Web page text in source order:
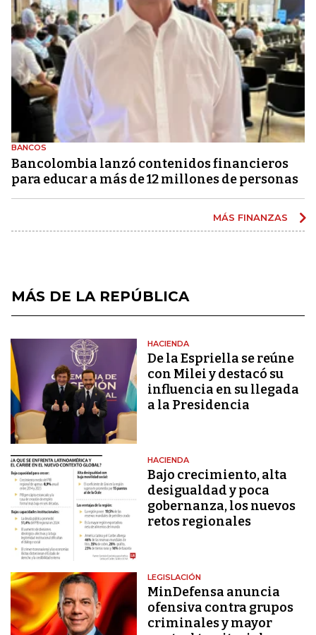
BANCOS
Bancolombia lanzó contenidos financieros
para educar a más de 12 millones de personas
MÁS FINANZAS
MÁS DE LA REPÚBLICA
HACIENDA
De la Espriella se reúne
con Milei y destacó su
influencia en su llegada
a la Presidencia
HACIENDA
Bajo crecimiento, alta
desigualdad y poca
gobernanza, los nuevos
retos regionales
LEGISLACIÓN
MinDefensa anuncia
ofensiva contra grupos
criminales y mayor